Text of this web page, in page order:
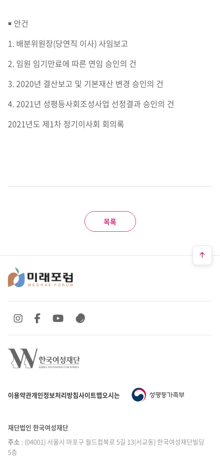
￭ 안건
1. 배분위원장(당연직 이사) 사임보고
2. 임원 임기만료에 따른 연임 승인의 건
3. 2020년 결산보고 및 기본재산 변경 승인의 건
4. 2021년 성평등사회조성사업 선정결과 승인의 건
2021년도 제1차 정기이사회 회의록
목록
이용약관개인정보처리방침사이트맵오시는 길
SNS 바로가기
SNS 바로가기SNS 바로가기
SNS 바로가기
재단법인 한국여성재단
주소 : (04001) 서울시 마포구 월드컵북로 5길 13(서교동) 한국여성재단빌딩
5층